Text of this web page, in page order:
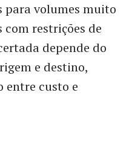
volumes muito
restrições de
depende do
e destino,
entre custo e